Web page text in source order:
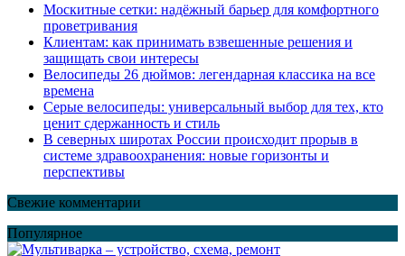
Москитные сетки: надёжный барьер для комфортного
проветривания
Клиентам: как принимать взвешенные решения и
защищать свои интересы
Велосипеды 26 дюймов: легендарная классика на все
времена
Серые велосипеды: универсальный выбор для тех, кто
ценит сдержанность и стиль
В северных широтах России происходит прорыв в
системе здравоохранения: новые горизонты и
перспективы
Свежие комментарии
Популярное